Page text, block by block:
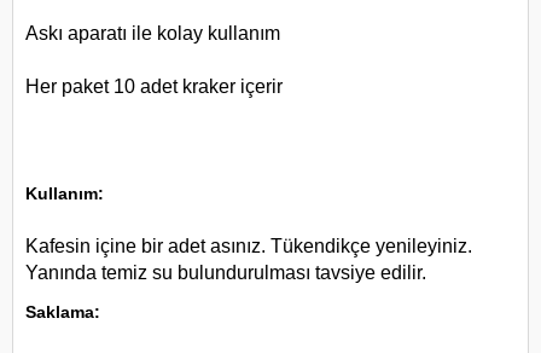
Askı aparatı ile kolay kullanım
Her paket 10 adet kraker içerir
Kullanım:
Kafesin içine bir adet asınız. Tükendikçe yenileyiniz.
Yanında temiz su bulundurulması tavsiye edilir.
Saklama: